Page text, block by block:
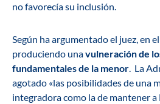
no favorecía su inclusión.
Según ha argumentado el juez, en
produciendo unavulneración de
fundamentales de la menor. La
agotado «las posibilidades de una
integradora como la de mantener a